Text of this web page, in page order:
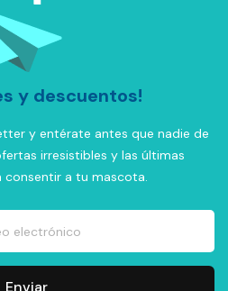
y descuentos!
y entérate antes que nadie de
irresistibles y las últimas
consentir a tu mascota.
Enviar